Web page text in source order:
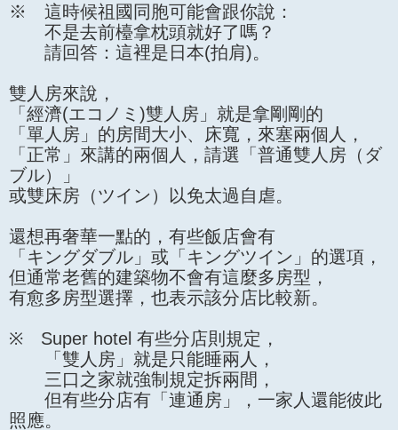
※ 這時候祖國同胞可能會跟你說：
不是去前檯拿枕頭就好了嗎？
請回答：這裡是日本(拍肩)。
雙人房來說，
「經濟(エコノミ)雙人房」就是拿剛剛的
「單人房」的房間大小、床寬，來塞兩個人，
「正常」來講的兩個人，請選「普通雙人房（ダ
ブル）」
或雙床房（ツイン）以免太過自虐。
還想再奢華一點的，有些飯店會有
「キングダブル」或「キングツイン」的選項，
但通常老舊的建築物不會有這麼多房型，
有愈多房型選擇，也表示該分店比較新。
※ Super hotel 有些分店則規定，
「雙人房」就是只能睡兩人，
三口之家就強制規定拆兩間，
但有些分店有「連通房」，一家人還能彼此
照應。